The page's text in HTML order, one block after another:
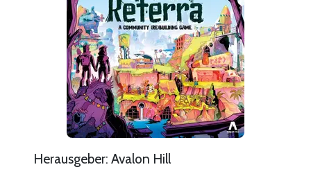
Herausgeber: Avalon Hill